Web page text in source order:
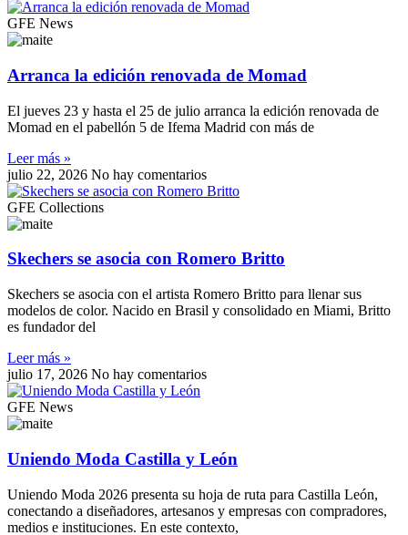
GFE News
Arranca la edición renovada de Momad
El jueves 23 y hasta el 25 de julio arranca la edición renovada de
Momad en el pabellón 5 de Ifema Madrid con más de
Leer más »
julio 22, 2026 No hay comentarios
GFE Collections
Skechers se asocia con Romero Britto
Skechers se asocia con el artista Romero Britto para llenar sus
modelos de color. Nacido en Brasil y consolidado en Miami, Britto
es fundador del
Leer más »
julio 17, 2026 No hay comentarios
GFE News
Uniendo Moda Castilla y León
Uniendo Moda 2026 presenta su hoja de ruta para Castilla León,
conectando a diseñadores, artesanos y empresas con compradores,
medios e instituciones. En este contexto,